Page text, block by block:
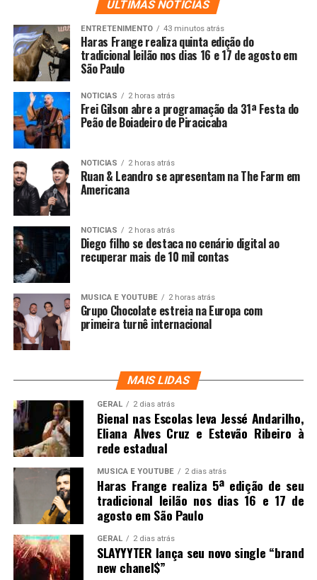
ULTIMAS NOTICIAS
ENTRETENIMENTO 43 minutos atrás
Haras Frange realiza quinta edição do
tradicional leilão nos dias 16 e 17 de agosto em
São Paulo
NOTICIAS 2 horas atrás
Frei Gilson abre a programação da 31ª Festa do
Peão de Boiadeiro de Piracicaba
NOTICIAS 2 horas atrás
Ruan & Leandro se apresentam na The Farm em
Americana
NOTICIAS 2 horas atrás
Diego filho se destaca no cenário digital ao
recuperar mais de 10 mil contas
MUSICA E YOUTUBE 2 horas atrás
Grupo Chocolate estreia na Europa com
primeira turnê internacional
MAIS LIDAS
GERAL 2 dias atrás
Bienal nas Escolas leva Jessé Andarilho,
Eliana Alves Cruz e Estevão Ribeiro à
rede estadual
MUSICA E YOUTUBE 2 dias atrás
Haras Frange realiza 5ª edição de seu
tradicional leilão nos dias 16 e 17 de
agosto em São Paulo
GERAL 2 dias atrás
SLAYYYTER lança seu novo single “brand
new chanel$”